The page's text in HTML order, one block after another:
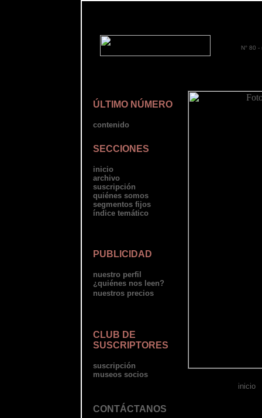
N° 80
ÚLTIMO NÚMERO
contenido
SECCIONES
inicio
archivo
suscripción
quiénes somos
segmentos fijos
índice temático
PUBLICIDAD
nuestro perfil
¿quiénes nos leen?
nuestros precios
CLUB DE
SUSCRIPTORES
suscripción
museos socios
CONTÁCTANOS
inicio-